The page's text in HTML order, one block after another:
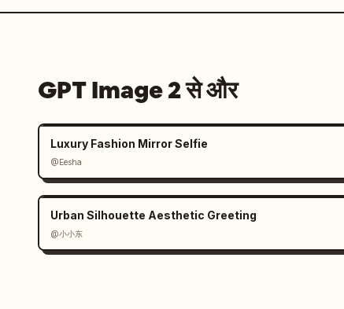
GPT Image 2 से और
Luxury Fashion Mirror Selfie
@Eesha
Urban Silhouette Aesthetic Greeting
@小小东